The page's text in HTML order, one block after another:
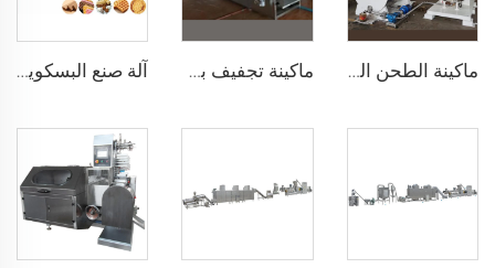
ماكينة الطحن الكروي للشوكولاتة ماكينة الطحن الكروي للشوكولاتة مع الكونش ماكينة تجفيف بذور الكاكاو ماكينة طحن مسحوق الكاكاو ماكينات ضغط الكاكاو آلة صنع البسكويت